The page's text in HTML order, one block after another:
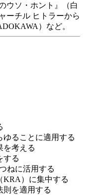
ウソ・ホント』（白
ーチル ヒトラーから
）など。
ることに適用する
を考える
する
ねに活用する
KRA）に集中する
を適用する